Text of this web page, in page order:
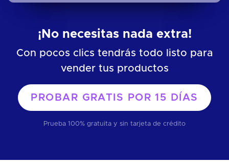
¡No necesitas nada extra!
Con pocos clics tendrás todo listo para
vender tus productos
PROBAR GRATIS POR15 DÍAS
Prueba 100% gratuita y sin tarjeta de crédito